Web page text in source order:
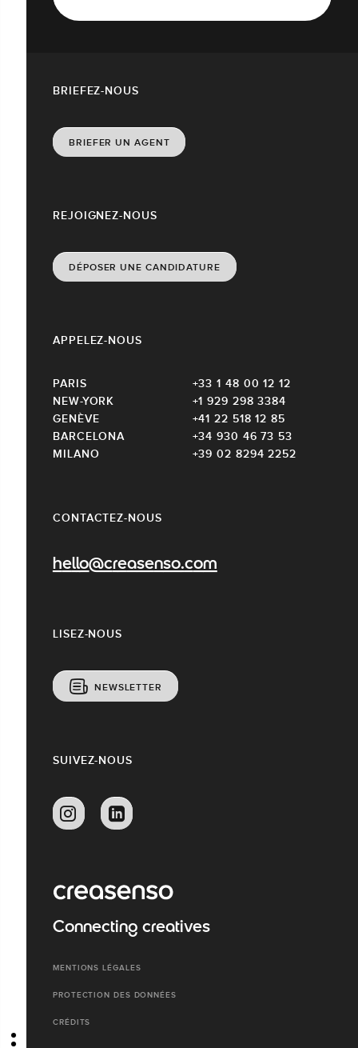
CONTACTEZ-NOUS
hello@creasenso.com
REJOIGNEZ-NOUS
DÉPOSER UNE CANDIDATURE
LISEZ-NOUS
NEWSLETTER
APPELEZ-NOUS
PARIS
+33 1 48 00 12 12
NEW-YORK
+1 929 298 3384
GENÈVE
+41 22 518 12 85
BARCELONA
+34 930 46 73 53
MILANO
+39 02 8294 2252
BRIEFEZ-NOUS
BRIEFER UN AGENT
SUIVEZ-NOUS
Connecting creatives
MENTIONS LÉGALES
PROTECTION DES DONNÉES
CRÉDITS